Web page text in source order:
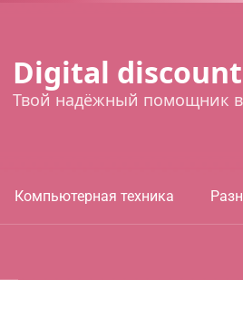
Digital discount
Твой надёжный помощник
Компьютерная техника